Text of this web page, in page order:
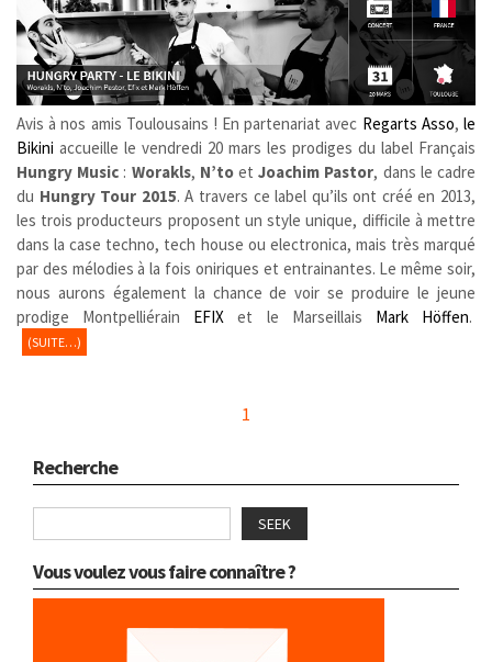
Avis à nos amis Toulousains ! En partenariat avec Regarts Asso,le
Bikini accueille le vendredi 20 mars les prodiges du label Français
Hungry Music : Worakls, N’toetJoachim Pastor, dans le cadre
du Hungry Tour 2015. A travers ce label qu’ils ont créé en 2013,
les trois producteurs proposent un style unique, difficile à mettre
dans la case techno, tech house ou electronica, mais très marqué
par des mélodies à la fois oniriques et entrainantes. Le même soir,
nous aurons également la chance de voir se produire le jeune
prodige Montpelliérain EFIX et le Marseillais Mark Höffen.
(SUITE…)
1
Recherche
SEEK
Vous voulez vous faire connaître ?